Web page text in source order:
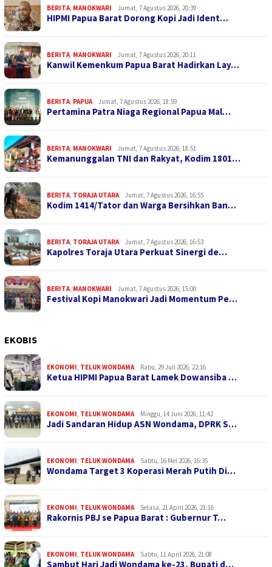
BERITA, MANOKWARI Jumat, 7 Agustus 2026, 20:39
HIPMI Papua Barat Dorong Kopi Jadi Ident…
BERITA, MANOKWARI Jumat, 7 Agustus 2026, 20:11
Kanwil Kemenkum Papua Barat Hadirkan Lay…
BERITA, PAPUA Jumat, 7 Agustus 2026, 18:59
Pertamina Patra Niaga Regional Papua Mal…
BERITA, MANOKWARI Jumat, 7 Agustus 2026, 18:51
Kemanunggalan TNI dan Rakyat, Kodim 1801…
BERITA, TORAJA UTARA Jumat, 7 Agustus 2026, 16:55
Kodim 1414/Tator dan Warga Bersihkan Ban…
BERITA, TORAJA UTARA Jumat, 7 Agustus 2026, 16:53
Kapolres Toraja Utara Perkuat Sinergi de…
BERITA, MANOKWARI Jumat, 7 Agustus 2026, 15:00
Festival Kopi Manokwari Jadi Momentum Pe…
EKOBIS
EKONOMI, TELUK WONDAMA Rabu, 29 Juli 2026, 22:16
Ketua HIPMI Papua Barat Lamek Dowansiba …
EKONOMI, TELUK WONDAMA Minggu, 14 Juni 2026, 11:42
Jadi Sandaran Hidup ASN Wondama, DPRK S…
EKONOMI, TELUK WONDAMA Sabtu, 16 Mei 2026, 16:35
Wondama Target 3 Koperasi Merah Putih Di…
EKONOMI, TELUK WONDAMA Selasa, 21 April 2026, 21:16
Rakornis PBJ se Papua Barat : Gubernur T…
EKONOMI, TELUK WONDAMA Sabtu, 11 April 2026, 21:08
Sambut Hari Jadi Wondama ke-23, Bupati d…